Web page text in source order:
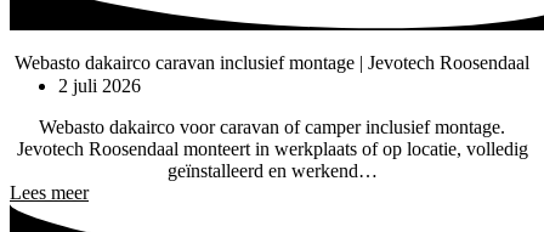
Webasto dakairco caravan inclusief montage | Jevotech Roosendaal
2 juli 2026
Webasto dakairco voor caravan of camper inclusief montage.
Jevotech Roosendaal monteert in werkplaats of op locatie, volledig
geïnstalleerd en werkend…
Lees meer